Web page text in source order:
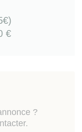
/ fibre /
rocade et
ce bien
€
?